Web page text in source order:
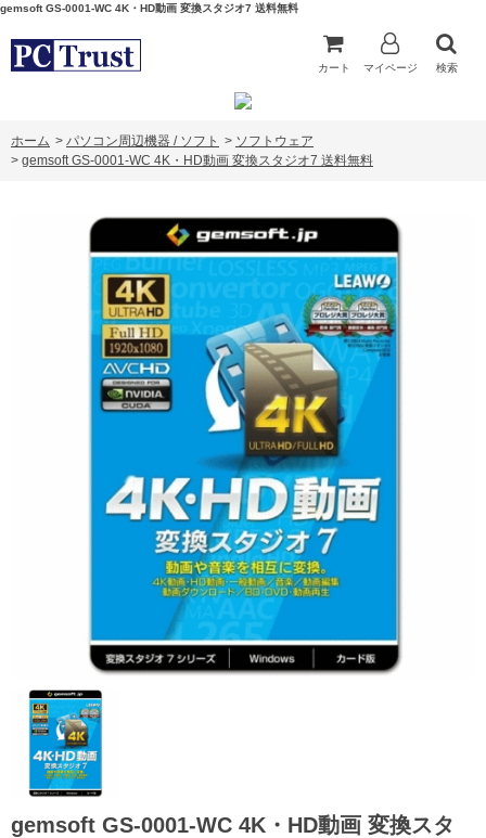
gemsoft GS-0001-WC 4K・HD動画 変換スタジオ7 送料無料
カート マイページ 検索
ホーム > パソコン周辺機器 / ソフト > ソフトウェア
> gemsoft GS-0001-WC 4K・HD動画 変換スタジオ7 送料無料
gemsoft GS-0001-WC 4K・HD動画 変換スタ